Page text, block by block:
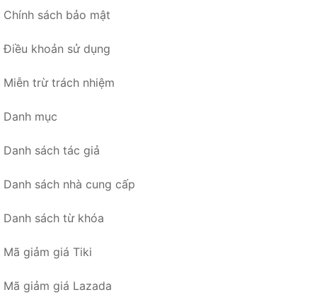
Chính sách bảo mật
Điều khoản sử dụng
Miễn trừ trách nhiệm
Danh mục
Danh sách tác giả
Danh sách nhà cung cấp
Danh sách từ khóa
Mã giảm giá Tiki
Mã giảm giá Lazada